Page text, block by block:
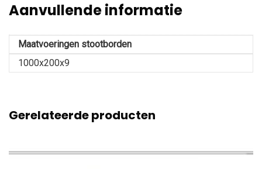
Aanvullende informatie
Maatvoeringen stootborden
1000x200x9
Gerelateerde producten